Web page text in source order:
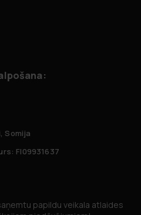
Somija
FI09931637
papildu veikala atlaides